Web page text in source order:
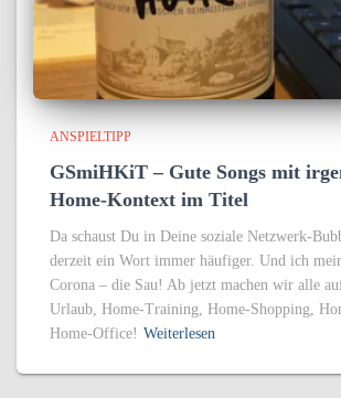
ANSPIELTIPP
GSmiHKiT – Gute Songs mit
Home-Kontext im Titel
Da schaust Du in Deine soziale Netzwerk-
derzeit ein Wort immer häufiger. Und ich
Corona – die Sau! Ab jetzt machen wir alle
Urlaub, Home-Training, Home-Shopping,
Home-Office! Weiterlesen